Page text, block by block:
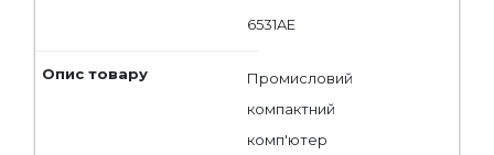
6531AE
Промисловий
компактний
комп'ютер